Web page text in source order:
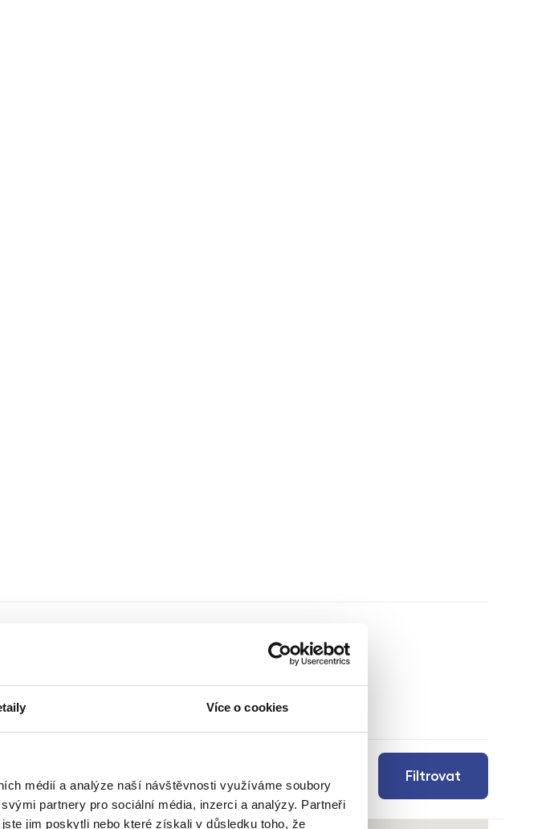
Více o cookies
médií a analýze naší návštěvnosti využíváme soubory
partnery pro sociální média, inzerci a analýzy. Partneři
jim poskytli nebo které získali v důsledku toho, že
Filtrovat